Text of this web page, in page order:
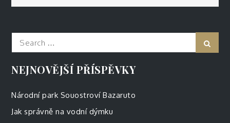
Search
for:
NEJNOVĚJŠÍ PŘÍSPĚVKY
Národní park Souostroví Bazaruto
Jak správně na vodní dýmku